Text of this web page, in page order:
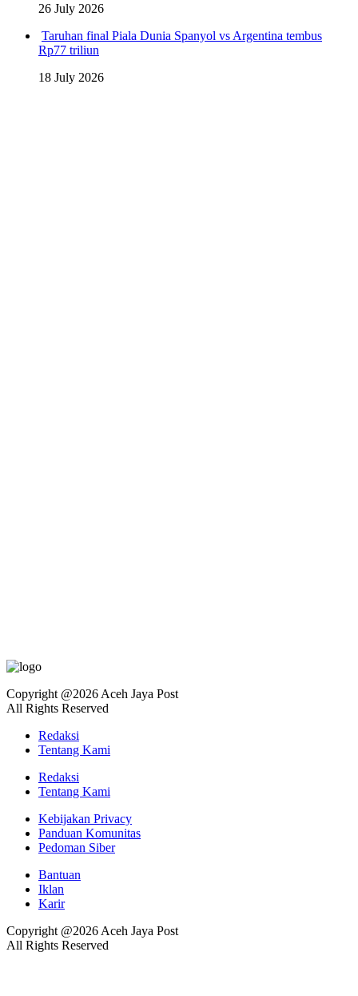
26 July 2026
Taruhan final Piala Dunia Spanyol vs Argentina tembus
Rp77 triliun
18 July 2026
Copyright @2026 Aceh Jaya Post
All Rights Reserved
Redaksi
Tentang Kami
Redaksi
Tentang Kami
Kebijakan Privacy
Panduan Komunitas
Pedoman Siber
Bantuan
Iklan
Karir
Copyright @2026 Aceh Jaya Post
All Rights Reserved